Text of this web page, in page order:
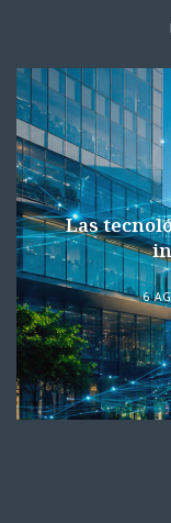
Las
6